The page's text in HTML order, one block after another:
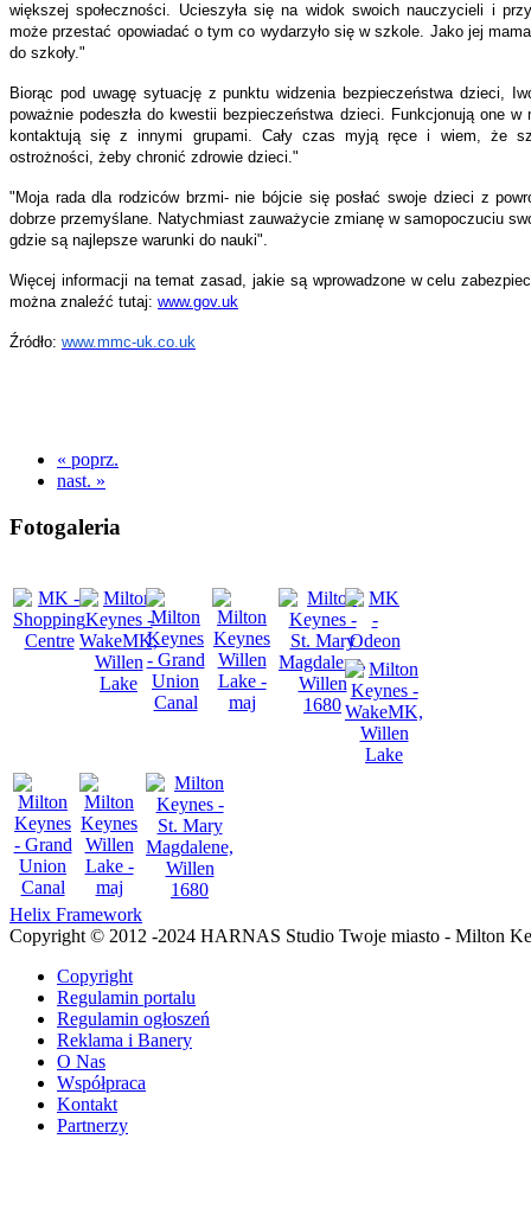
większej społeczności. Ucieszyła się na widok swoich nauczycieli i
może przestać opowiadać o tym co wydarzyło się w szkole. Jako jej
do szkoły."
Biorąc pod uwagę sytuację z punktu widzenia bezpieczeństwa dzieci,
poważnie podeszła do kwestii bezpieczeństwa dzieci. Funkcjonują one w
kontaktują się z innymi grupami. Cały czas myją ręce i wiem, że
ostrożności, żeby chronić zdrowie dzieci."
"Moja rada dla rodziców brzmi- nie bójcie się posłać swoje dzieci z
dobrze przemyślane. Natychmiast zauważycie zmianę w samopoczuciu
gdzie są najlepsze warunki do nauki".
Więcej informacji na temat zasad, jakie są wprowadzone w celu
można znaleźć tutaj: www.gov.uk
Źródło: www.mmc-uk.co.uk
« poprz.
nast. »
Fotogaleria
Helix Framework
Copyright © 2012 -2024 HARNAS Studio Twoje miasto - Milton
Copyright
Regulamin portalu
Regulamin ogłoszeń
Reklama i Banery
O Nas
Współpraca
Kontakt
Partnerzy